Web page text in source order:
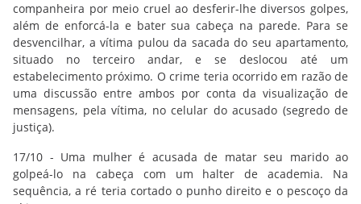
companheira por meio cruel ao desferir-lhe diversos golpes,
além de enforcá-la e bater sua cabeça na parede. Para se
desvencilhar, a vítima pulou da sacada do seu apartamento,
situado no terceiro andar, e se deslocou até um
estabelecimento próximo. O crime teria ocorrido em razão de
uma discussão entre ambos por conta da visualização de
mensagens, pela vítima, no celular do acusado (segredo de
justiça).
17/10 - Uma mulher é acusada de matar seu marido ao
golpeá-lo na cabeça com um halter de academia. Na
sequência, a ré teria cortado o punho direito e o pescoço da